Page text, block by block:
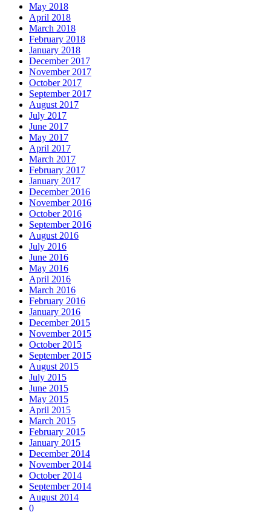
May 2018
April 2018
March 2018
February 2018
January 2018
December 2017
November 2017
October 2017
September 2017
August 2017
July 2017
June 2017
May 2017
April 2017
March 2017
February 2017
January 2017
December 2016
November 2016
October 2016
September 2016
August 2016
July 2016
June 2016
May 2016
April 2016
March 2016
February 2016
January 2016
December 2015
November 2015
October 2015
September 2015
August 2015
July 2015
June 2015
May 2015
April 2015
March 2015
February 2015
January 2015
December 2014
November 2014
October 2014
September 2014
August 2014
0